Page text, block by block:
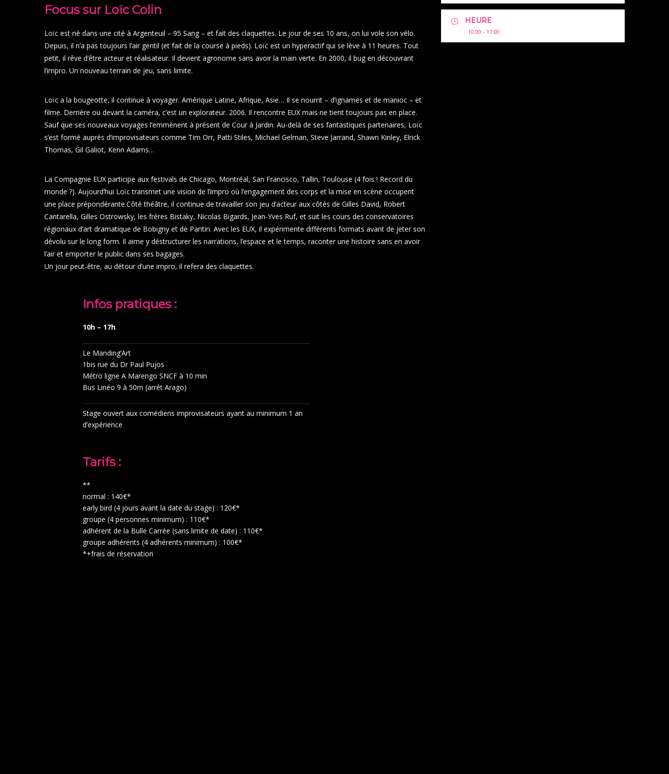
Focus sur Loïc Colin
Loïc est né dans une cité à Argenteuil – 95 Sang – et fait des claquettes. Le jour de ses 10 ans, on lui vole son vélo.
Depuis, il n’a pas toujours l’air gentil (et fait de la course à pieds). Loïc est un hyperactif qui se lève à 11 heures. Tout
petit, il rêve d’être acteur et réalisateur. Il devient agronome sans avoir la main verte. En 2000, il bug en découvrant
l’impro. Un nouveau terrain de jeu, sans limite.
Loïc a la bougeotte, il continue à voyager. Amérique Latine, Afrique, Asie… Il se nourrit – d’ignames et de manioc – et
filme. Derrière ou devant la caméra, c’est un explorateur. 2006. Il rencontre EUX mais ne tient toujours pas en place.
Sauf que ses nouveaux voyages l’emmènent à présent de Cour à Jardin. Au-delà de ses fantastiques partenaires, Loïc
s’est formé auprès d’improvisateurs comme Tim Orr, Patti Stiles, Michael Gelman, Steve Jarrand, Shawn Kinley, Elrick
Thomas, Gil Galiot, Kenn Adams…
La Compagnie EUX participe aux festivals de Chicago, Montréal, San Francisco, Tallin, Toulouse (4 fois ! Record du
monde ?). Aujourd’hui Loïc transmet une vision de l’impro où l’engagement des corps et la mise en scène occupent
une place prépondérante.Côté théâtre, il continue de travailler son jeu d’acteur aux côtés de Gilles David, Robert
Cantarella, Gilles Ostrowsky, les frères Bistaky, Nicolas Bigards, Jean-Yves Ruf, et suit les cours des conservatoires
régionaux d’art dramatique de Bobigny et de Pantin. Avec les EUX, il expérimente différents formats avant de jeter son
dévolu sur le long form. Il aime y déstructurer les narrations, l’espace et le temps, raconter une histoire sans en avoir
l’air et emporter le public dans ses bagages.
Un jour peut-être, au détour d’une impro, il refera des claquettes.
Infos pratiques :
10h – 17h.
Le Manding’Art
1bis rue du Dr Paul Pujos
Métro ligne A Marengo SNCF à 10 min
Bus Linéo 9 à 50m (arrêt Arago)
Stage ouvert aux comédiens improvisateurs ayant au minimum 1 an
d’expérience
Tarifs :
**
normal : 140€*
early bird (4 jours avant la date du stage) : 120€*
groupe (4 personnes minimum) : 110€*
adhérent de la Bulle Carrée (sans limite de date) : 110€*
groupe adhérents (4 adhérents minimum) : 100€*
*+frais de réservation
HEURE
10:00 - 17:00